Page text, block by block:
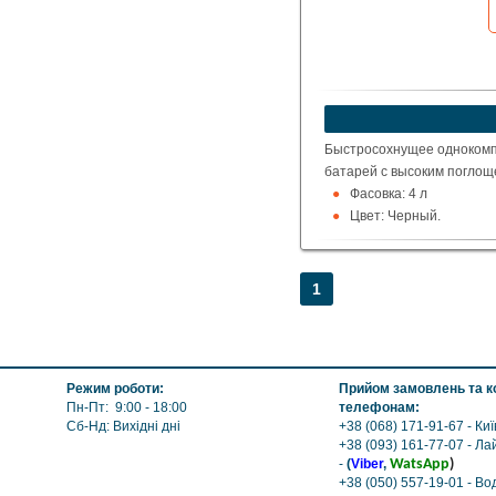
Быстросохнущее
батарей с высоким
Фасовка: 4 л
Цвет: Черный.
1
Режим роботи:
Пн-Пт: 9:00 - 18:00
Сб-Нд: Вихідні дні
Прийом замовлень та
телефонам:
+38 (068) 171-91-67 -
+38 (093) 161-77-07 -
- (Viber, WatsApp)
+38 (050) 557-19-01 -